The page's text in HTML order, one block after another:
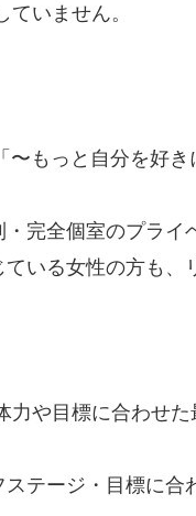
いません。
〜もっと自分を好き
完全個室のプライ
いる女性の方も、
力や目標に合わせた
テージ・目標に合